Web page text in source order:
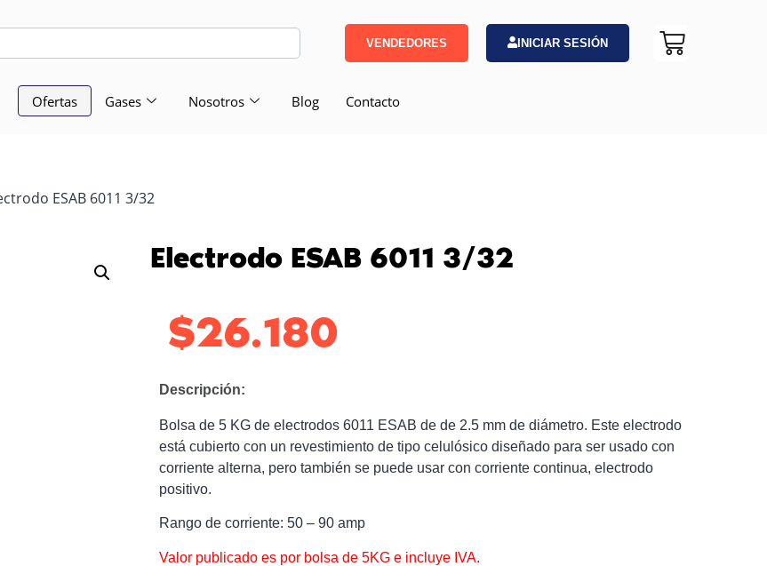
VENDEDORES INICIAR SESIÓN
Ofertas Gases Nosotros Blog Contacto
ESAB 6011 3/32
Electrodo ESAB 6011 3/32
$26.180
Descripción:
Bolsa de 5 KG de electrodos 6011 ESAB de de 2.5 mm de diámetro. Este electrodo
está cubierto con un revestimiento de tipo celulósico diseñado para ser usado con
corriente alterna, pero también se puede usar con corriente continua, electrodo
positivo.
Rango de corriente: 50 – 90 amp
Valor publicado es por bolsa de 5KG e incluye IVA.